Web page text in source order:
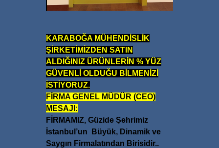
Kapıları İmalatı
+
KARABOĞA MÜHENDİSLİK
ŞİRKETİMİZDEN SATIN
ALDIĞINIZ ÜRÜNLERİN % YÜZ
GÜVENLİ OLDUĞU BİLMENİZİ
İSTİYORUZ.
FİRMA GENEL MÜDÜR (CEO)
MESAJI:
FİRMAMIZ, Güzide Şehrimiz
İstanbul’un Büyük, Dinamik ve
Saygın Firmalatından Birisidir..